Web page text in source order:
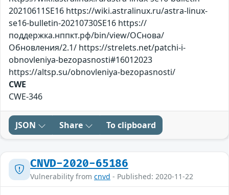
20210611SE16 https://wiki.astralinux.ru/astra-linux-
se16-bulletin-20210730SE16 https://
поддержка.нппкт.рф/bin/view/ОСнова/
Обновления/2.1/ https://strelets.net/patchi-i-
obnovleniya-bezopasnosti#16012023
https://altsp.su/obnovleniya-bezopasnosti/
CWE
CWE-346
JSON Share To clipboard
CNVD-2020-65186
Vulnerability from cnvd - Published: 2020-11-22